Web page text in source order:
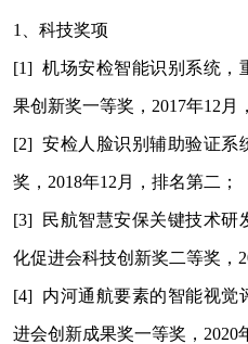
1 、科技奖项
[1] 机场安检智能识别系统，
果创新奖一等奖，2017年12月
[2] 安检人脸识别辅助验证系
奖，2018年12月，排名第二；
[3] 民航智慧安保关键技术研
化促进会科技创新奖二等奖，
[4] 内河通航要素的智能视觉
进会创新成果奖一等奖，2020